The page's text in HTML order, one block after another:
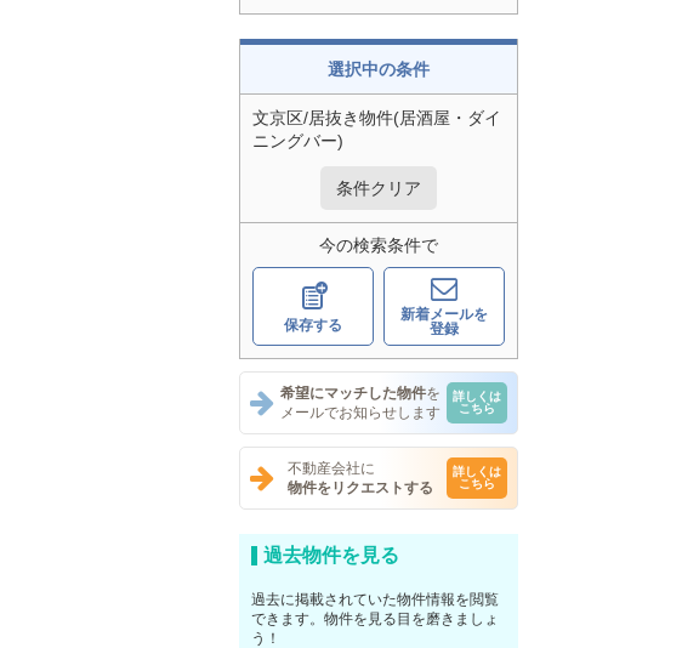
選択中の条件
文京区/居抜き物件(居酒屋・ダイ
ニングバー)
条件クリア
今の検索条件で
保存する
新着メールを
登録
希望にマッチした物件を
メールでお知らせします
詳しくは
こちら
不動産会社に
物件をリクエストする
詳しくは
こちら
過去物件を見る
過去に掲載されていた物件情報を閲覧
できます。物件を見る目を磨きましょ
う！